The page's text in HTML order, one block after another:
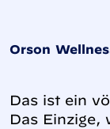
Orson
Das ist ein
Das Einzige,